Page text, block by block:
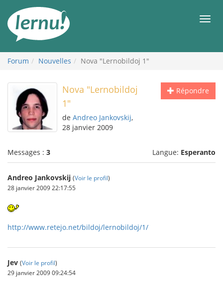
contenu
Forum Nouvelles Nova "Lernobildoj 1"
Répondre
Nova "Lernobildoj
1"
de Andreo Jankovskij,
28 janvier 2009
Messages : 3 Langue: Esperanto
Andreo Jankovskij (Voir le profil)
28 janvier 2009 22:17:55
http://www.retejo.net/bildoj/lernobildoj/1/
Jev (Voir le profil)
29 janvier 2009 09:24:54